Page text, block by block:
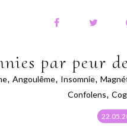
par peur
, Angoulême, Insomnie,
Confolens,